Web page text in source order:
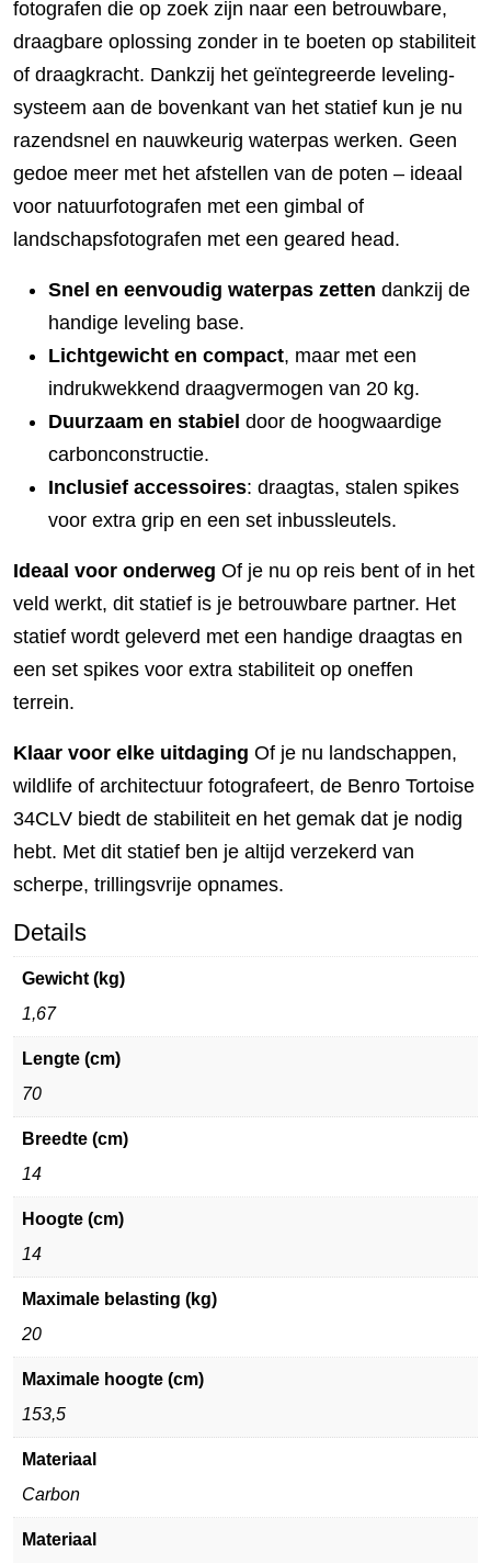
fotografen die op zoek zijn naar een betrouwbare,
draagbare oplossing zonder in te boeten op stabiliteit
of draagkracht. Dankzij het geïntegreerde leveling-
systeem aan de bovenkant van het statief kun je nu
razendsnel en nauwkeurig waterpas werken. Geen
gedoe meer met het afstellen van de poten – ideaal
voor natuurfotografen met een gimbal of
landschapsfotografen met een geared head.
Snel en eenvoudig waterpas zetten dankzij de
handige leveling base.
Lichtgewicht en compact, maar met een
indrukwekkend draagvermogen van 20 kg.
Duurzaam en stabiel door de hoogwaardige
carbonconstructie.
Inclusief accessoires: draagtas, stalen spikes
voor extra grip en een set inbussleutels.
Ideaal voor onderweg Of je nu op reis bent of in het
veld werkt, dit statief is je betrouwbare partner. Het
statief wordt geleverd met een handige draagtas en
een set spikes voor extra stabiliteit op oneffen
terrein.
Klaar voor elke uitdaging Of je nu landschappen,
wildlife of architectuur fotografeert, de Benro Tortoise
34CLV biedt de stabiliteit en het gemak dat je nodig
hebt. Met dit statief ben je altijd verzekerd van
scherpe, trillingsvrije opnames.
Details
Gewicht (kg)
1,67
Lengte (cm)
70
Breedte (cm)
14
Hoogte (cm)
14
Maximale belasting (kg)
20
Maximale hoogte (cm)
153,5
Materiaal
Carbon
Materiaal